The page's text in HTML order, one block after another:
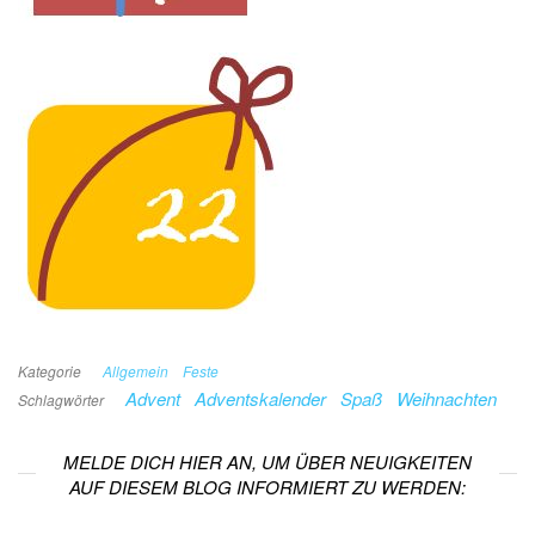
Kategorie Allgemein
Feste
Schlagwörter
Advent Adventskalender Spaß Weihnachten
MELDE DICH HIER AN, UM ÜBER NEUIGKEITEN
AUF DIESEM BLOG INFORMIERT ZU WERDEN: